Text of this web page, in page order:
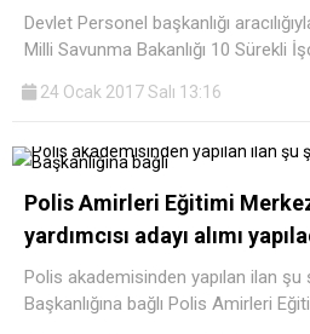
Devlet Personel başkanlığı
Milli Savunma Bakanlığı 10 Sürekli
24 Ocak 2017 Salı 13:16
Polis Amirleri Eğitimi
yardımcısı adayı alımı
Polis akademisinden yapılan ilan
Başkanlığına bağlı Polis Amirleri